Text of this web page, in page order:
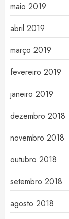
maio 2019
abril 2019
março 2019
fevereiro 2019
janeiro 2019
dezembro 2018
novembro 2018
outubro 2018
setembro 2018
agosto 2018